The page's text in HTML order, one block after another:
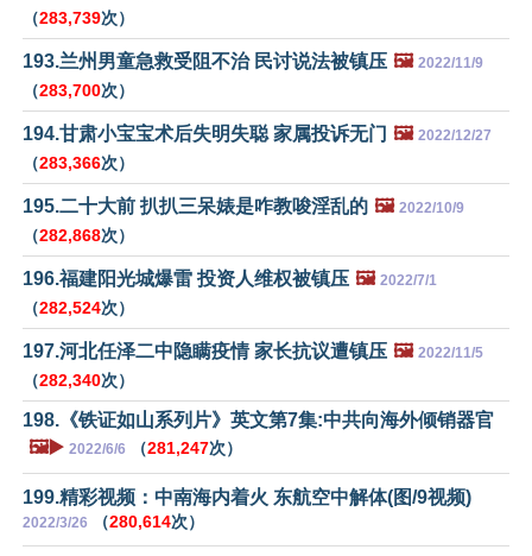
（283,739次）
193.兰州男童急救受阻不治 民讨说法被镇压 🖼️ 2022/11/9
（283,700次）
194.甘肃小宝宝术后失明失聪 家属投诉无门 🖼️ 2022/12/27
（283,366次）
195.二十大前 扒扒三呆婊是咋教唆淫乱的 🖼️ 2022/10/9
（282,868次）
196.福建阳光城爆雷 投资人维权被镇压 🖼️ 2022/7/1
（282,524次）
197.河北任泽二中隐瞒疫情 家长抗议遭镇压 🖼️ 2022/11/5
（282,340次）
198.《铁证如山系列片》英文第7集:中共向海外倾销器官
🖼️▶️ 2022/6/6 （281,247次）
199.精彩视频：中南海内着火 东航空中解体(图/9视频)
2022/3/26 （280,614次）